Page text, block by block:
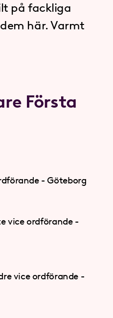
på fackliga
här. Varmt
Första
- Göteborg
vice ordförande -
vice ordförande -